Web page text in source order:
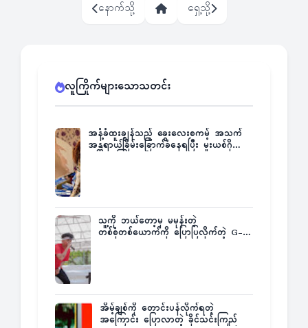
နောက်သို့ ရှေ့သို့
လူကြိုက်များသောသတင်း
အနံ့ခံထူးချွန်သည့် ခွေးလေးစကမ့် အသက်
အန္တရာယ်ခြိမ်းခြောက်ခံနေရပြီး မူးယစ်ဂိုဏ်း
သူ့ကို ဘယ်တော့မှ မမုန်းတဲ့
တစ်စုံတစ်ယောက်ကို ပြောပြလိုက်တဲ့ G-
အိမ့်ချစ်ကို တောင်းပန်လိုက်ရတဲ့
အကြောင်း ပြောလာတဲ့ ခိုင်သင်းကြည်